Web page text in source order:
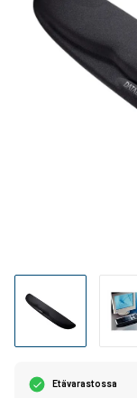
Etävarastossa